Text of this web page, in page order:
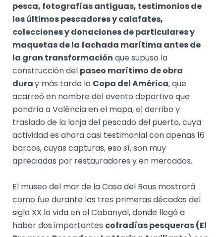
pesca, fotografías antiguas, testimonios de
los últimos pescadores y calafates,
colecciones y donaciones de particulares y
maquetas de la fachada marítima antes de
la gran transformación que supuso la
construcción del paseo marítimo de obra
duray más tarde la Copa del América, que
acarreó en nombre del evento deportivo que
pondría a València en el mapa, el derribo y
traslado de la lonja del pescado del puerto, cuya
actividad es ahora casi testimonial con apenas 16
barcos, cuyas capturas, eso sí, son muy
apreciadas por restauradores y en mercados.
El museo del mar de la Casa del Bous mostrará
como fue durante las tres primeras décadas del
siglo XX la vida en el Cabanyal, donde llegó a
haber dos importantes cofradías pesqueras (El